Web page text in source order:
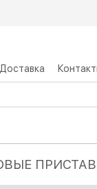
Доставка